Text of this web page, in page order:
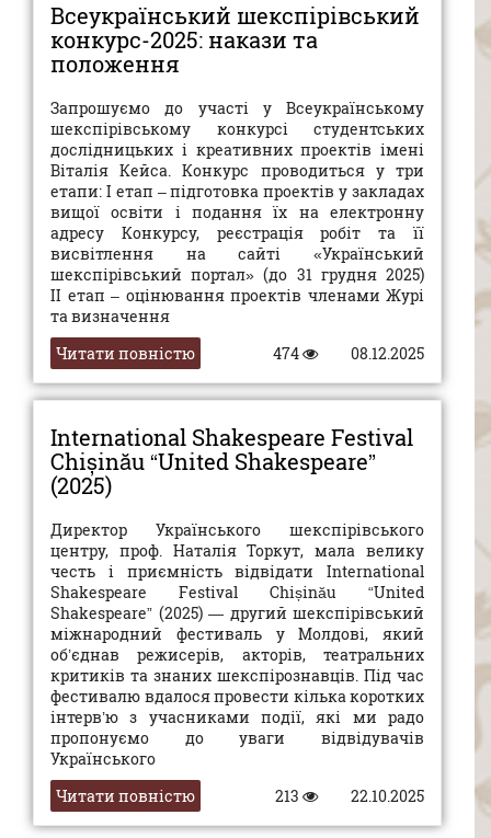
Всеукраїнський шекспірівський
конкурс-2025: накази та
положення
Запрошуємо до участі у Всеукраїнському
шекспірівському конкурсі студентських
дослідницьких і креативних проектів імені
Віталія Кейса. Конкурс проводиться у три
етапи: І етап – підготовка проектів у закладах
вищої освіти і подання їх на електронну
адресу Конкурсу, реєстрація робіт та її
висвітлення на сайті «Український
шекспірівський портал» (до 31 грудня 2025)
ІІ етап – оцінювання проектів членами Журі
та визначення
Читати повністю
08.12.2025
474
International Shakespeare Festival
Chișinău “United Shakespeare”
(2025)
Директор Українського шекспірівського
центру, проф. Наталія Торкут, мала велику
честь і приємність відвідати International
Shakespeare Festival Chișinău “United
Shakespeare” (2025) — другий шекспірівський
міжнародний фестиваль у Молдові, який
об’єднав режисерів, акторів, театральних
критиків та знаних шекспірознавців. Під час
фестивалю вдалося провести кілька коротких
інтерв’ю з учасниками події, які ми радо
пропонуємо до уваги відвідувачів
Українського
Читати повністю
22.10.2025
213